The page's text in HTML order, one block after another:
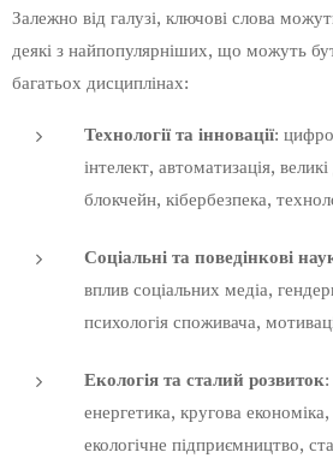
Залежно від галузі, ключові слова
деякі з найпопулярніших, що можуть
багатьох дисциплінах:
Технології та інновації:
інтелект, автоматизація,
блокчейн, кібербезпека,
Соціальні та поведінкові
вплив соціальних медіа,
психологія споживача,
Екологія та сталий розвиток
енергетика, кругова економіка,
екологічне підприємництво,